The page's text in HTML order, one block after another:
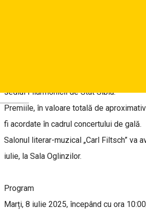
sediul Filarmonicii de Stat Sibiu.
Premiile, în valoare totală de
fi acordate în cadrul concertului de gală.
Salonul literar-muzical „Carl Filtsch” va
iulie, la Sala Oglinzilor.
Program
Marți, 8 iulie 2025, începând cu ora